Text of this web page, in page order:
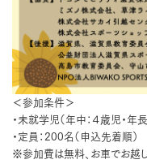
＜参加条件＞
・未就学児（年中：４歳児・年
・定員：200名（申込先着順）
※参加費は無料、お車でお越